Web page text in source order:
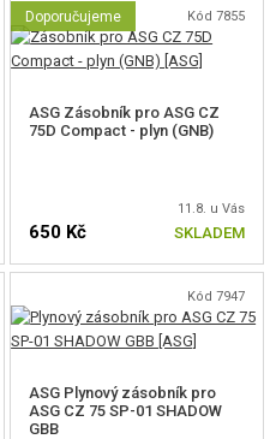
DLOUHÉ
PUŠKY
Doporučujeme Kód 7855
ASG Zásobník pro ASG CZ
75D Compact - plyn (GNB)
11.8. u Vás
650 Kč SKLADEM
Kód 7947
ASG Plynový zásobník pro
ASG CZ 75 SP-01 SHADOW
GBB